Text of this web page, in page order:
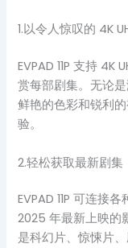
1.以令人惊叹的 4K
EVPAD 11P 支持
赏每部剧集。无论
鲜艳的色彩和锐利
验。
2.轻松获取最新剧集
EVPAD 11P 可连接
2025 年最新上映的
是科幻片、惊悚片